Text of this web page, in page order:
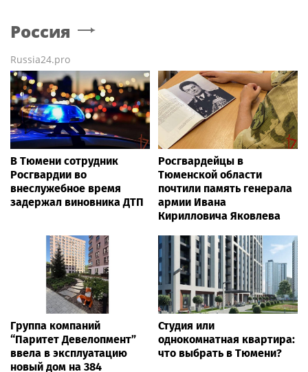
Россия
Russia24.pro
В Тюмени сотрудник
Росгвардии во
внеслужебное время
задержал виновника ДТП
Росгвардейцы в
Тюменской области
почтили память генерала
армии Ивана
Кирилловича Яковлева
Группа компаний
“Паритет Девелопмент”
ввела в эксплуатацию
новый дом на 384
Студия или
однокомнатная квартира:
что выбрать в Тюмени?